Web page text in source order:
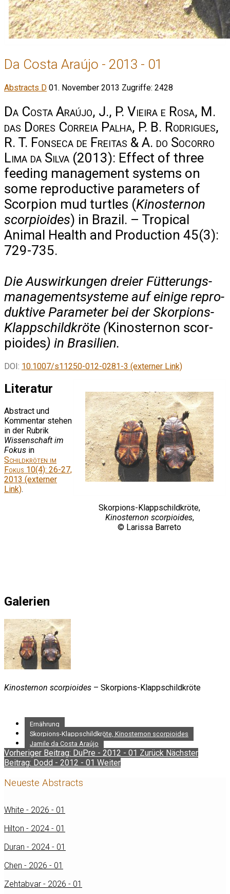
Da Costa Araújo - 2013 - 01
Abstracts D 01. November 2013 Zugriffe: 2428
Da Costa Araújo, J., P. Vieira e Rosa, M.
das Dores Correia Palha, P. B. Rodrigues,
R. T. Fonseca de Freitas & A. do Socorro
Lima da Silva (2013): Effect of three
feeding management systems on
some reproductive parameters of
Scor­pion mud turtles (Kinosternon
scorpioides) in Brazil. – Tropical
Animal Health and Production 45(3):
729-735.
Die Auswirkungen dreier Fütterungs­
managementsysteme auf einige re­pro­
duk­ti­ve Parameter bei der Skor­pions-
Klappschildkröte (Kino­ster­non scor­
pioi­des) in Brasi­lien.
DOI: 10.1007/s11250-012-0281-3 (externer Link)
Skorpions-Klappschildkröte,
Kinosternon scorpioides,
© Larissa Barreto
Literatur
Abstract und
Kommentar stehen
in der Rubrik
Wissenschaft im
Fokus in
Schildkröten im
Fokus 10(4): 26-27,
2013 (externer
Link).
Galerien
Kinosternon scorpioides – Skorpions-Klappschildkröte
Ernährung
Skorpions-Klappschildkröte, Kinosternon scorpioides
Jamile da Costa Araújo
Vorheriger Beitrag: DuPre - 2012 - 01 Zurück Nächster
Beitrag: Dodd - 2012 - 01 Weiter
Neueste Abstracts
White - 2026 - 01
Hilton - 2024 - 01
Duran - 2024 - 01
Chen - 2026 - 01
Zehtabvar - 2026 - 01